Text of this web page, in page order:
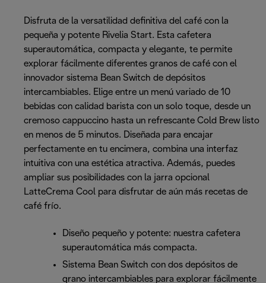
Disfruta de la versatilidad definitiva del café con la
pequeña y potente Rivelia Start. Esta cafetera
superautomática, compacta y elegante, te permite
explorar fácilmente diferentes granos de café con el
innovador sistema Bean Switch de depósitos
intercambiables. Elige entre un menú variado de 10
bebidas con calidad barista con un solo toque, desde un
cremoso cappuccino hasta un refrescante Cold Brew listo
en menos de 5 minutos. Diseñada para encajar
perfectamente en tu encimera, combina una interfaz
intuitiva con una estética atractiva. Además, puedes
ampliar sus posibilidades con la jarra opcional
LatteCrema Cool para disfrutar de aún más recetas de
café frío.
Diseño pequeño y potente: nuestra cafetera
superautomática más compacta.
Sistema Bean Switch con dos depósitos de
grano intercambiables para explorar fácilmente